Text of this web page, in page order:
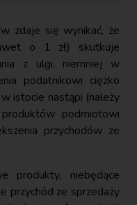
zdaje się wynikać, że
o 1 zł) skutkuje
z ulgi, niemniej w
podatnikowi ciężko
istocie nastąpi (należy
podmiotowi
przychodów ze
produkty, niebędące
przychód ze sprzedaży